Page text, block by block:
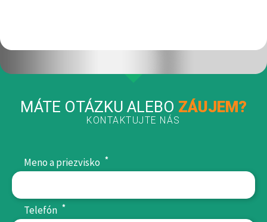
MÁTE OTÁZKU ALEBO ZÁUJEM?
KONTAKTUJTE NÁS
Meno a priezvisko *
Telefón *